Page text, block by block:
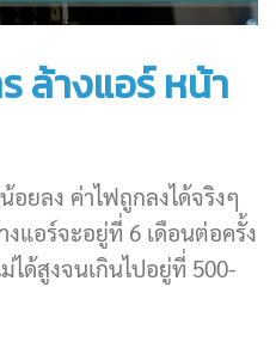
ล้างแอร์ หน้า
อยลง ค่าไฟถูกลงได้จริงๆ
แอร์จะอยู่ที่ 6 เดือนต่อครั้ง
ได้สูงจนเกินไปอยู่ที่ 500-